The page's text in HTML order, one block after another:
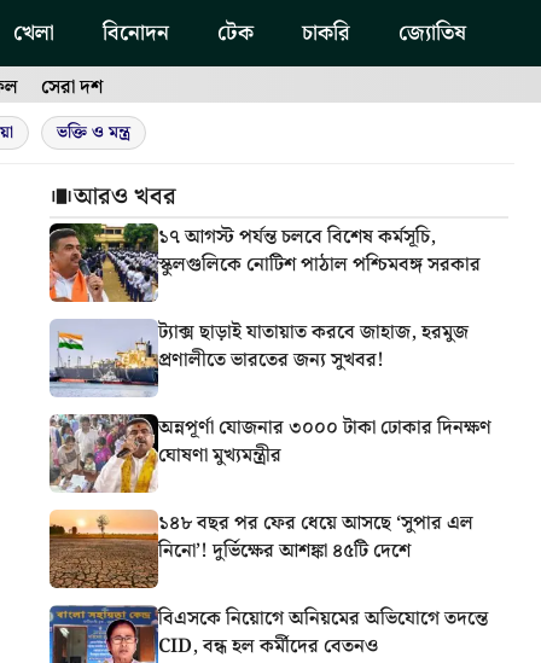
খেলা বিনোদন টেক চাকরি জ্যোতিষ
সেরা দশ
ভক্তি ও মন্ত্র
আরও খবর
১৭ আগস্ট পর্যন্ত চলবে বিশেষ কর্মসূচি,
স্কুলগুলিকে নোটিশ পাঠাল পশ্চিমবঙ্গ সরকার
ট্যাক্স ছাড়াই যাতায়াত করবে জাহাজ, হরমুজ
প্রণালীতে ভারতের জন্য সুখবর!
অন্নপূর্ণা যোজনার ৩০০০ টাকা ঢোকার দিনক্ষণ
ঘোষণা মুখ্যমন্ত্রীর
১৪৮ বছর পর ফের ধেয়ে আসছে ‘সুপার এল
নিনো’! দুর্ভিক্ষের আশঙ্কা ৪৫টি দেশে
বিএসকে নিয়োগে অনিয়মের অভিযোগে তদন্তে
CID, বন্ধ হল কর্মীদের বেতনও